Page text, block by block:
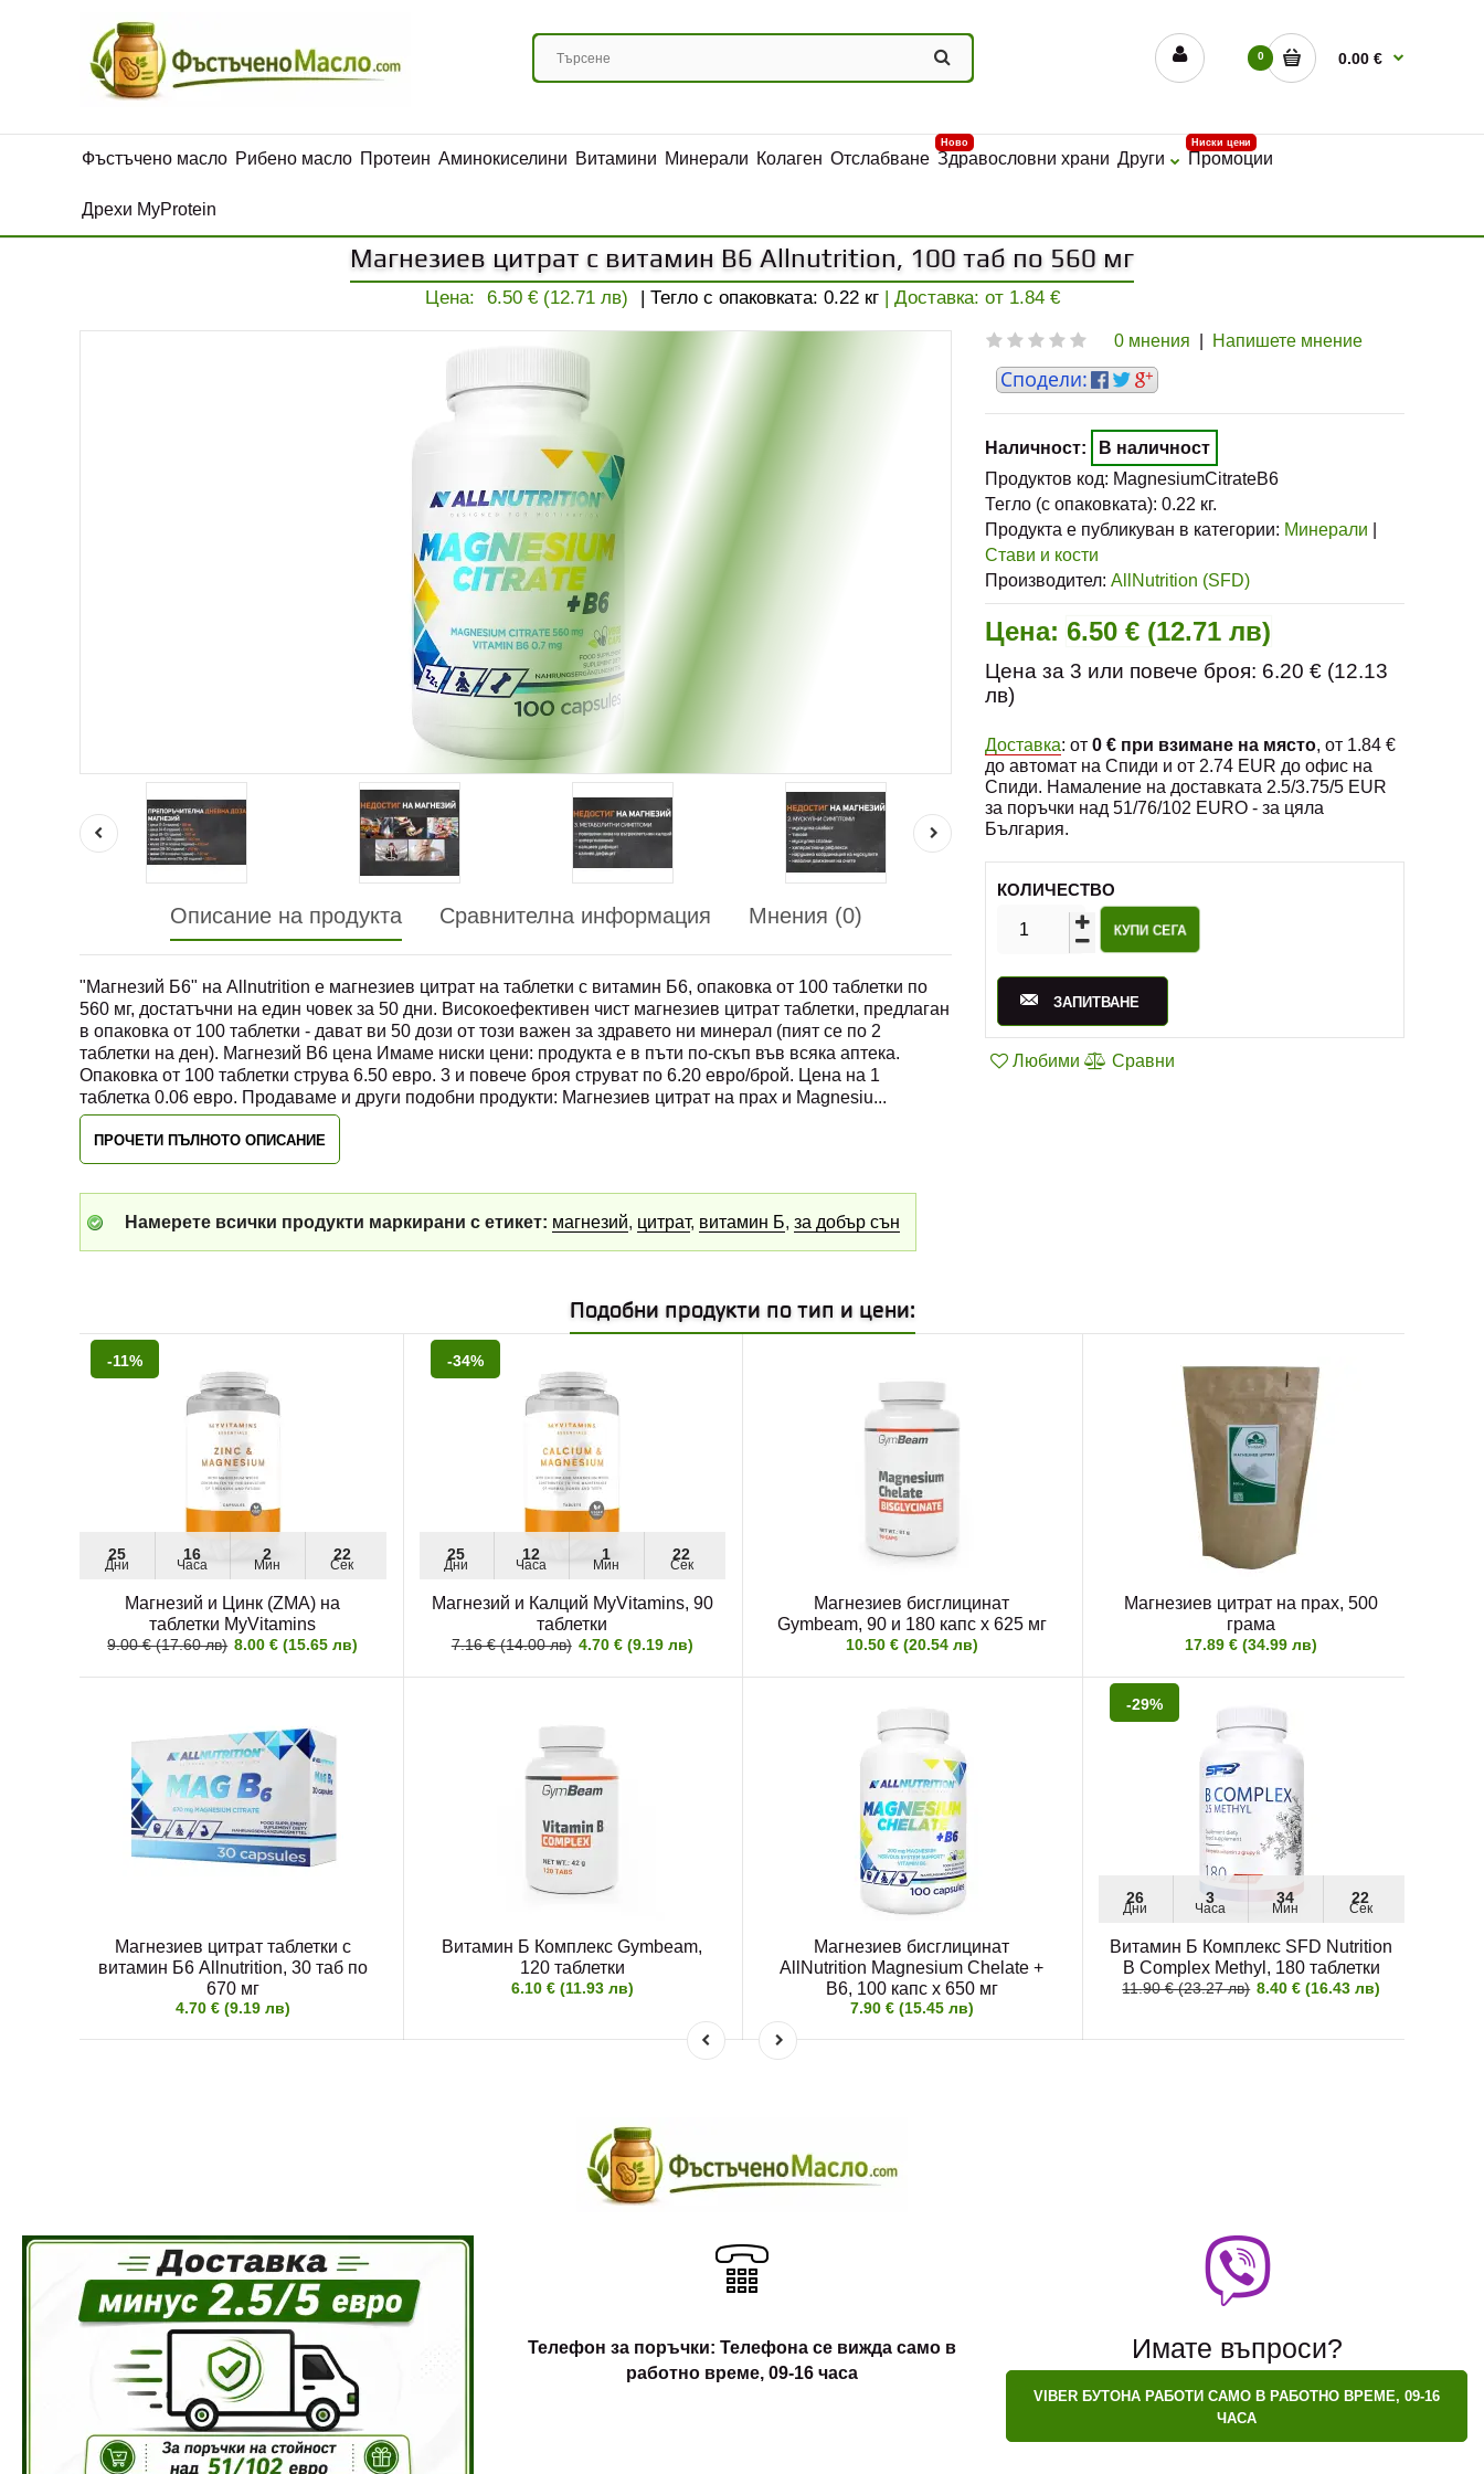
0 0.00 €
Фъстъчено масло Рибено масло Протеин Аминокиселини Витамини Минерали Колаген Отслабване Здравословни храни
Ново
Други Промоции
Ниски цени
Дрехи MyProtein
Магнезиев цитрат с витамин B6 Allnutrition, 100 таб по 560 мг
Цена: 6.50 € (12.71 лв) | Тегло с опаковката: 0.22кг | Доставка: от 1.84€
Описание на продукта Сравнителна информация Мнения (0)
"Магнезий Б6" на Allnutrition е магнезиев цитрат на таблетки с витамин Б6, опаковка от 100 таблетки по
560 мг, достатъчни на един човек за 50 дни. Високоефективен чист магнезиев цитрат таблетки, предлаган
в опаковка от 100 таблетки - дават ви 50 дози от този важен за здравето ни минерал (пият се по 2
таблетки на ден). Магнезий B6 цена Имаме ниски цени: продукта е в пъти по-скъп във всяка аптека.
Опаковка от 100 таблетки струва 6.50 евро. 3 и повече броя струват по 6.20 евро/брой. Цена на 1
таблетка 0.06 евро. Продаваме и други подобни продукти: Магнезиев цитрат на прах и Magnesiu...
ПРОЧЕТИ ПЪЛНОТО ОПИСАНИЕ
0 мнения Напишете мнение
Наличност:
В наличност
Продуктов код: MagnesiumCitrateB6
Тегло (с опаковката): 0.22 кг.
Продукта е публикуван в категории: Минерали
Стави и кости
Производител: AllNutrition (SFD)
Цена: 6.50 € (12.71 лв)
Цена за 3 или повече броя: 6.20 € (12.13
лв)
Доставка: от 0 € при взимане на място, от 1.84 €
до автомат на Спиди и от 2.74 EUR до офис на
Спиди. Намаление на доставката 2.5/3.75/5 EUR
за поръчки над 51/76/102 EURO - за цяла
България.
КОЛИЧЕСТВО
ЗАПИТВАНЕ
Любими Сравни
Намерете всички продукти маркирани с етикет: магнезий, цитрат, витамин Б, за добър сън
Подобни продукти по тип и цени:
-11%
25
Дни
16
Часа
2
Мин
20
Сек
Магнезий и Цинк (ZMA) на
таблетки MyVitamins
9.00 € (17.60 лв) 8.00 € (15.65 лв)
-34%
25
Дни
12
Часа
1
Мин
20
Сек
Магнезий и Калций MyVitamins, 90
таблетки
7.16 € (14.00 лв) 4.70 € (9.19 лв)
Магнезиев бисглицинат
Gymbeam, 90 и 180 капс х 625 мг
10.50 € (20.54 лв)
Магнезиев цитрат на прах, 500
грама
17.89 € (34.99 лв)
Магнезиев цитрат таблетки с
витамин Б6 Allnutrition, 30 таб по
670 мг
4.70 € (9.19 лв)
Витамин Б Комплекс Gymbeam,
120 таблетки
6.10 € (11.93 лв)
Магнезиев бисглицинат
AllNutrition Magnesium Chelate +
B6, 100 капс х 650 мг
7.90 € (15.45 лв)
-29%
26
Дни
3
Часа
34
Мин
20
Сек
Витамин Б Комплекс SFD Nutrition
B Complex Methyl, 180 таблетки
11.90 € (23.27 лв) 8.40 € (16.43 лв)
Телефон за поръчки: Телефона се вижда само в
работно време, 09-16 часа
Имате въпроси?
VIBER БУТОНА РАБОТИ САМО В РАБОТНО ВРЕМЕ, 09-16
ЧАСА